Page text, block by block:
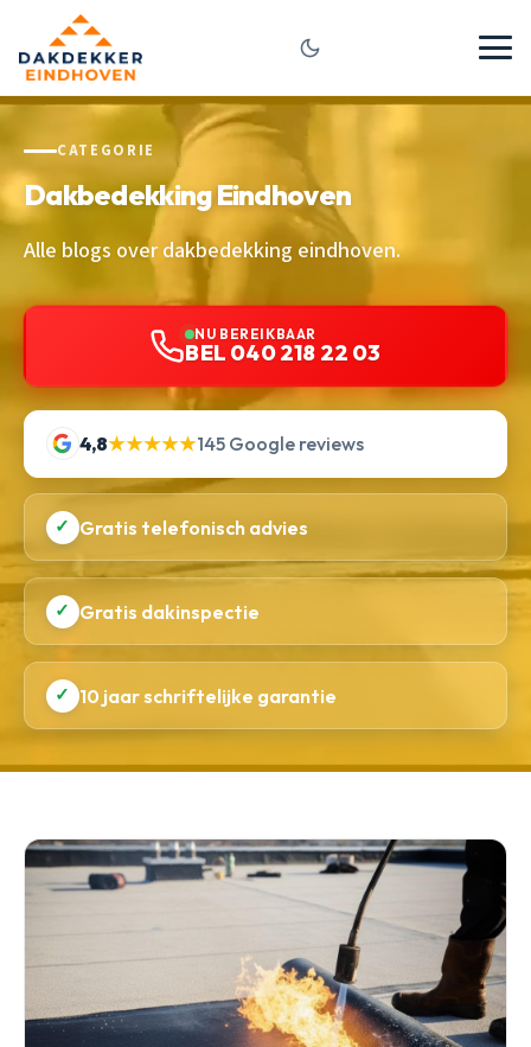
CATEGORIE
Dakbedekking Eindhoven
Alle blogs over dakbedekking eindhoven.
NU BEREIKBAAR
BEL 040 218 22 03
4,8★★★★★145 Google reviews
✓ Gratis telefonisch advies
✓ Gratis dakinspectie
✓ 10 jaar schriftelijke garantie